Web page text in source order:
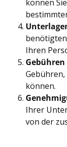
können
Ihren
können.
Ihrer
von der